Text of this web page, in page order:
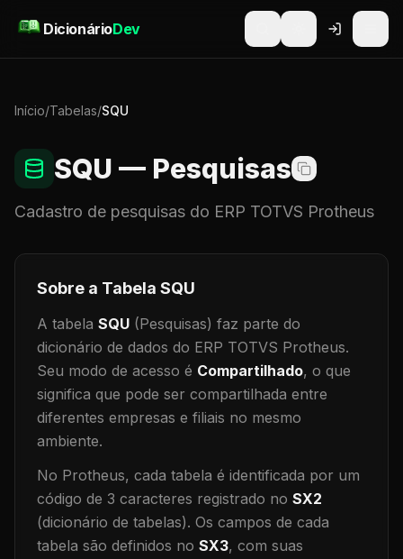
DicionárioDev
Início/Tabelas/SQU
SQU — Pesquisas
Cadastro de pesquisas do ERP TOTVS Protheus
Sobre a Tabela SQU
A tabela SQU (Pesquisas) faz parte do
dicionário de dados do ERP TOTVS Protheus.
Seu modo de acesso é Compartilhado, o que
significa que pode ser compartilhada entre
diferentes empresas e filiais no mesmo
ambiente.
No Protheus, cada tabela é identificada por um
código de 3 caracteres registrado no SX2
(dicionário de tabelas). Os campos de cada
tabela são definidos no SX3, com suas